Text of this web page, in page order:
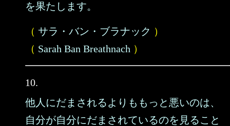
を果たします。
（ サラ・バン・ブラナック ）
（ Sarah Ban Breathnach ）
10.
他人にだまされるよりももっと悪いのは、
自分が自分にだまされているのを見ること